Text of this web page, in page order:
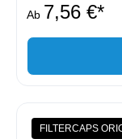
Ab 7,56 €*
FILTERCAPS